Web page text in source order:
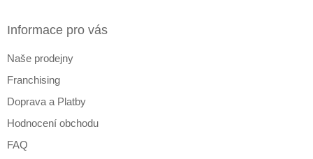
Informace pro vás
Naše prodejny
Franchising
Doprava a Platby
Hodnocení obchodu
FAQ